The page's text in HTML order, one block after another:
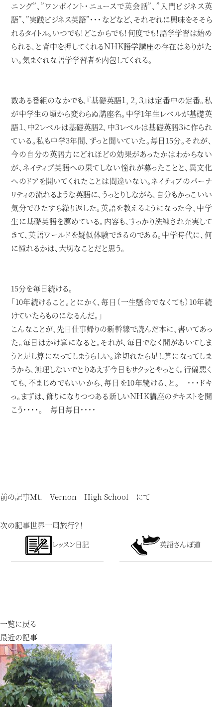
ニング”、”ワンポイント・ニュースで英会話”、”入門ビジネス英
語”、”実践ビジネス英語”・・・などなど、それぞれに興味をそそら
れるタイトル。いつでも！どこからでも！何度でも！語学学習は始め
られる、と背中を押してくれるＮＨＫ語学講座の存在はありがた
い。気まぐれな語学学習者を内包してくれる。
数ある番組のなかでも、『基礎英語１，２，３』は定番中の定番。私
が中学生の頃から変わらぬ講座名。中学1年生レベルが基礎英
語１、中２レベルは基礎英語２、中３レベルは基礎英語３に作られ
ている。私も中学3年間、ずっと聞いていた。毎日15分。それが、
今の自分の英語力にどれほどの効果があったかはわからない
が、ネイティブ英語への果てしない憧れが募ったことと、異文化
へのドアを開いてくれたことは間違いない。ネイティブのパーナ
リティの流れるような英語に、うっとりしながら、自分もかっこいい
気分でひたすら繰り返した。英語を教えるようになった今、中学
生に基礎英語を薦めている。内容も、すっかり洗練され充実して
きて、英語ワールドを疑似体験できるのである。中学時代に、何
に憧れるかは、大切なことだと思う。
15分を毎日続ける。
「10年続けること。とにかく、毎日（一生懸命でなくても）10年続
けていたらものになるんだ。」
こんなことが、先日仕事帰りの新幹線で読んだ本に、書いてあっ
た。毎日はかけ算になると。それが、毎日でなく間があいてしま
うと足し算になってしまうらしい。途切れたら足し算になってしま
うから、無理しないでとりあえず今日もサクッとやっとく。行儀悪く
ても、不まじめでもいいから、毎日を10年続ける、と。 ・・・ドキ
っ。まずは、飾りになりつつある新しいＮＨＫ講座のテキストを開
こう・・・・。 毎日毎日・・・・
前の記事Mt. Vernon High School にて
次の記事世界一周旅行？！
レッスン日記 英語さんぽ道
一覧に戻る
最近の記事